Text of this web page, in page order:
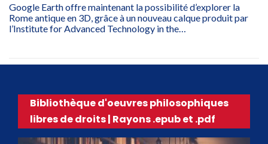
Google Earth offre maintenant la possibilité d’explorer la
Rome antique en 3D, grâce à un nouveau calque produit par
l’Institute for Advanced Technology in the…
Bibliothèque d'oeuvres philosophiques
libres de droits | Rayons .epub et .pdf